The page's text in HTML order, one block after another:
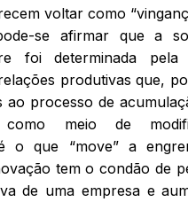
voltar como
se afirmar que a
foi determinada pela
produtivas que,
ao processo de
como meio de
o que “move” a
tem o condão de
de uma empresa e